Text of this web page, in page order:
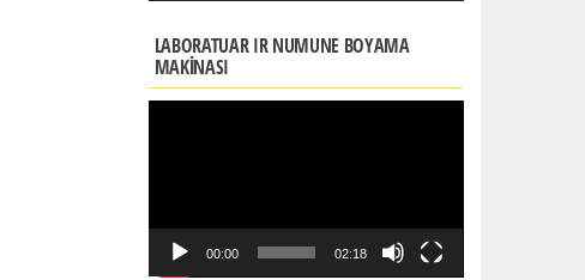
LABORATUAR IR NUMUNE BOYAMA
MAKİNASI
00:00 02:18